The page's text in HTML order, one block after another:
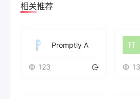
相关推荐
Promptly A
123